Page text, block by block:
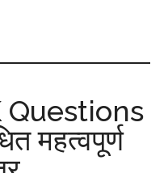
Questions
महत्वपूर्ण